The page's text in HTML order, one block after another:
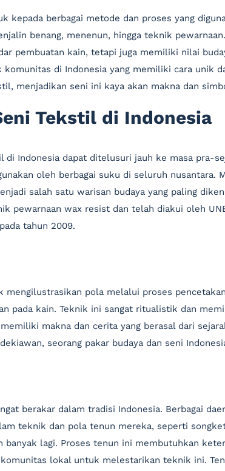
kepada berbagai metode dan proses yang
benang, menenun, hingga teknik
pembuatan kain, tetapi juga memiliki nilai
komunitas di Indonesia yang memiliki cara unik
menjadikan seni ini kaya akan makna dan
Tekstil di Indonesia
di Indonesia dapat ditelusuri jauh ke masa pra-
oleh berbagai suku di seluruh nusantara.
salah satu warisan budaya yang paling
pewarnaan wax resist dan telah diakui oleh
tahun 2009.
mengilustrasikan pola melalui proses
pada kain. Teknik ini sangat ritualistik dan
makna dan cerita yang berasal dari
seorang pakar budaya dan seni
berakar dalam tradisi Indonesia. Berbagai
teknik dan pola tenun mereka, seperti
banyak lagi. Proses tenun ini membutuhkan
lokal untuk melestarikan teknik ini.